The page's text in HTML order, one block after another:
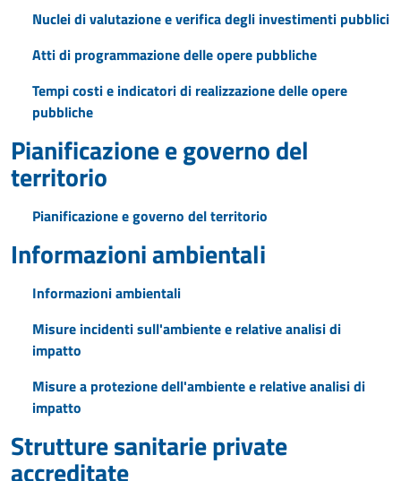
Nuclei di valutazione e verifica degli investimenti pubblici
Atti di programmazione delle opere pubbliche
Tempi costi e indicatori di realizzazione delle opere
pubbliche
Pianificazione e governo del
territorio
Pianificazione e governo del territorio
Informazioni ambientali
Informazioni ambientali
Misure incidenti sull'ambiente e relative analisi di
impatto
Misure a protezione dell'ambiente e relative analisi di
impatto
Strutture sanitarie private
accreditate